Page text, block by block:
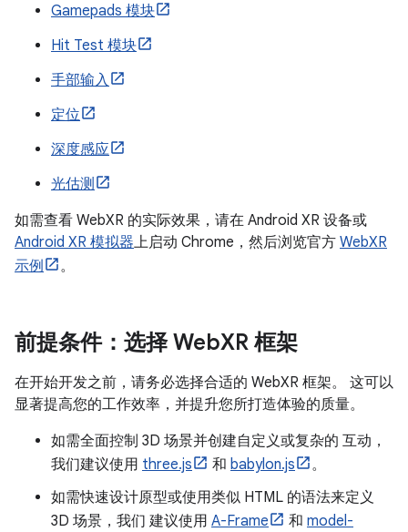
Gamepads 模块
Hit Test 模块
手部输入
定位
深度感应
光估测
如需查看 WebXR 的实际效果，请在 Android XR 设备或
Android XR 模拟器上启动 Chrome，然后浏览官方 WebXR
示例
。
前提条件：选择 WebXR 框架
在开始开发之前，请务必选择合适的 WebXR 框架。 这可以
显著提高您的工作效率，并提升您所打造体验的质量。
如需全面控制 3D 场景并创建自定义或复杂的 互动，
我们建议使用 three.js 和 babylon.js
。
如需快速设计原型或使用类似 HTML 的语法来定义
3D 场景，我们 建议使用 A-Frame 和 model-